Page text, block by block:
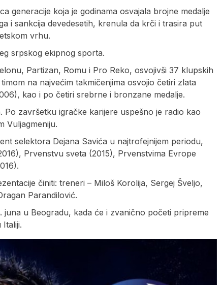
generacije koja je godinama osvajala brojne medalje
i sankcija devedesetih, krenula da krči i trasira put
vrhu.
srpskog ekipnog sporta.
Partizan, Romu i Pro Reko, osvojivši 37 klupskih
na najvećim takmičenjima osvojio četiri zlata
kao i po četiri srebrne i bronzane medalje.
Po završetku igračke karijere uspešno je radio kao
Vuljagmeniju.
selektora Dejana Savića u najtrofejnijem periodu,
Prvenstvu sveta (2015), Prvenstvima Evrope
činiti: treneri – Miloš Korolija, Sergej Šveljo,
Parandilović.
u Beogradu, kada će i zvanično početi pripreme